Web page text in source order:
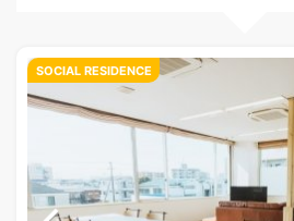
SOCIAL RESIDENCE